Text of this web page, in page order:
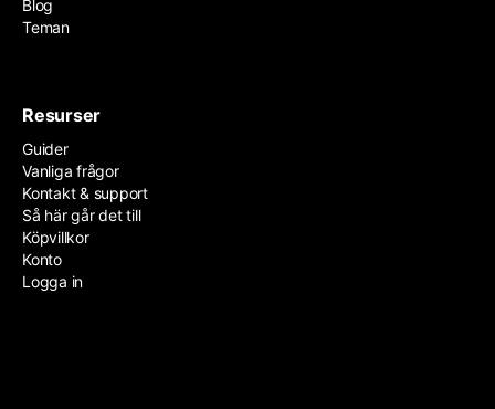
Blog
Teman
Resurser
Guider
Vanliga frågor
Kontakt & support
Så här går det till
Köpvillkor
Konto
Logga in